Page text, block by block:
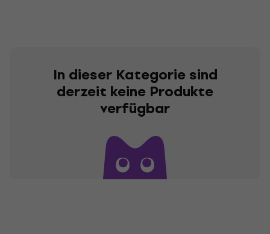
In dieser Kategorie sind
derzeit keine Produkte
verfügbar